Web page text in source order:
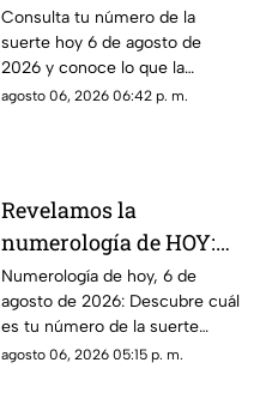
agosto de 2026 según la
numerología y su
significado
Consulta tu número de la
suerte hoy 6 de agosto de
2026 y conoce lo que la
numerología revela para este
agosto 06, 2026 06:42 p. m.
Revelamos la
numerología de HOY:
Conoce el número de la
suerte de este jueves 6
de agosto de 2026, para
cada signo del zodiaco
Numerología de hoy, 6 de
agosto de 2026: Descubre cuál
es tu número de la suerte
según tu signo zodiacal.
agosto 06, 2026 05:15 p. m.